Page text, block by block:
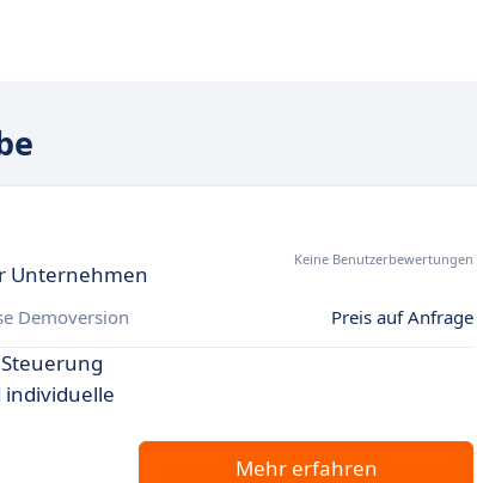
Unternehmen
Keine Benutzerbewertungen
Demoversion Preis auf Anfrage
Mehr erfahren